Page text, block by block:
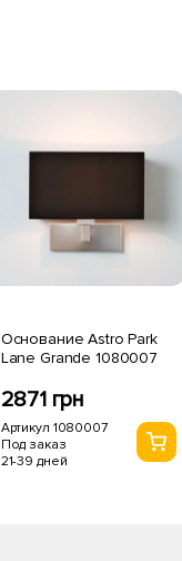
Основание Astro Park
Lane Grande 1080007
2871 грн
Артикул 1080007
Под заказ
21-39 дней